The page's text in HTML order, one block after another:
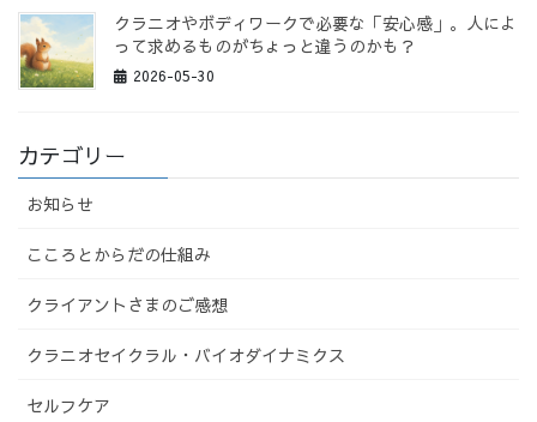
クラニオやボディワークで必要な「安心感」。人によ
って求めるものがちょっと違うのかも？
2026-05-30
カテゴリー
お知らせ
こころとからだの仕組み
クライアントさまのご感想
クラニオセイクラル・バイオダイナミクス
セルフケア